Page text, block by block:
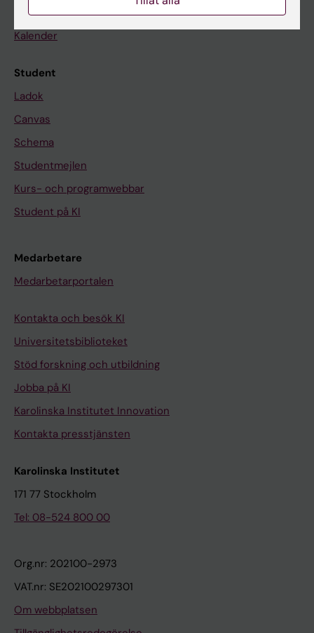
Nyheter
Kalender
Student
Ladok
Canvas
Schema
Studentmejlen
Kurs- och programwebbar
Student på KI
Medarbetare
Medarbetarportalen
Kontakta och besök KI
Universitetsbiblioteket
Stöd forskning och utbildning
Jobba på KI
Karolinska Institutet Innovation
Kontakta presstjänsten
Karolinska Institutet
171 77 Stockholm
Tel: 08-524 800 00
Org.nr: 202100-2973
VAT.nr: SE202100297301
Om webbplatsen